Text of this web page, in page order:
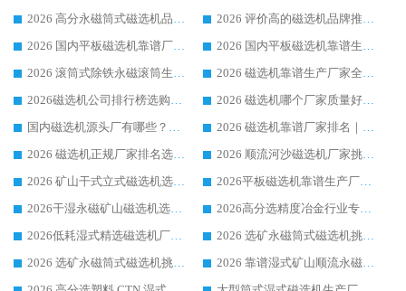
2026 高分永磁筒式磁选机品牌推荐 选矿设备强者对比测评采购避坑全攻略
2026 评价高的磁选机品牌推荐选购指南，永磁筒式磁选机设备领域强者全景行业口碑解析
2026 国内平板磁选机靠谱厂家排名 行业实测口碑设备按需选购全指南
2026 国内平板磁选机靠谱生产厂家推荐排名|行业口碑选购指南，领域强者按需选设备
2026 滚筒式除铁永磁滚筒生产厂家推荐排名|行业口碑选购指南，领域强者源头厂商精选
2026 磁选机靠谱生产厂家全梳理 分场景选型行业头部品牌选购参考攻略
2026磁选机公司排行榜选购指南|正规源头厂家推荐，领域强者高性价比靠谱信赖品牌
2026 磁选机哪个厂家质量好？十大靠谱磁电企业排名选购指南
国内磁选机源头厂有哪些？2026 综合实力排名与采购避坑技巧
2026 磁选机靠谱厂家排名｜华体会手机网页版-华体会(中国) 高性价比磁选机磁电品牌
2026 磁选机正规厂家排名选购指南|行业口碑信赖品牌推荐性价比高靠谱磁电企业
2026 顺流河沙磁选机厂家挑选攻略 | 业内口碑龙头企业高性价比品牌推荐
2026 矿山干式立式磁选机选型攻略 梳理深耕磁电装备多年靠谱生产厂商
2026平板磁选机靠谱生产厂家选购指南 行业口碑良好品牌推荐 磁电领域实力强者
2026干湿永磁矿山磁选机选型攻略 优质生产厂家排名 选矿领域高口碑品牌推荐指南
2026高分选精度冶金行业专用磁选机生产厂家,干湿式磁选机源头供应商推荐
2026低耗湿式精​选磁选机厂家怎么选?湿式精选磁选机供应商，行业认可度较高生产厂家华体会手机网页版-华体会(中国) 全面解析
2026 选矿永磁筒式磁选机挑选指南 华体会手机网页版-华体会(中国) 推荐品牌行业口碑佳实力突出
2026 选矿永磁筒式磁选机挑选干货：华体会手机网页版-华体会(中国) 源头厂，绿色高效实力出众
2026 靠谱湿式矿山顺流永磁筒式磁选机选购，国内专业生产厂家华体会手机网页版-华体会(中国) 综合实力出众